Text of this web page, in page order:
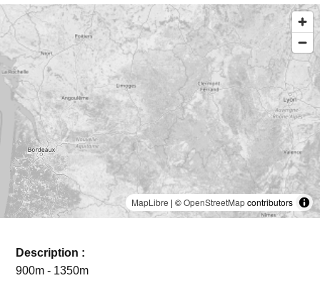
MapLibre | ©OpenStreetMapcontributors
Description :
900m - 1350m